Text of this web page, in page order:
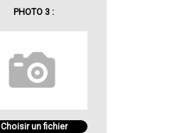
PHOTO 3 :
Choisir un fichier